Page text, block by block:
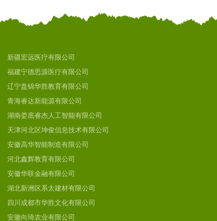
新疆宏远医疗有限公司
福建宁德思源医疗有限公司
辽宁盘锦华胜教育有限公司
青海睿达新能源有限公司
湖南娄底睿杰人工智能有限公司
天津河北区坤俊信息技术有限公司
安徽高华智能制造有限公司
河北鑫辉教育有限公司
安徽华联金融有限公司
湖北新洲区系太建材有限公司
四川成都市华胜文化有限公司
安徽向琦农业有限公司